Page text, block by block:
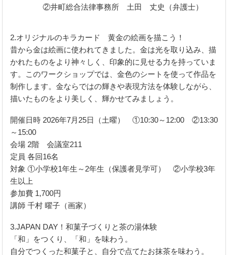
②井町総合法律事務所 土田 丈史（弁護士）
2.オリジナルのキラカード 黄金の絵画を描こう！
昔から金は絵画に使われてきました。金は光を取り込み、描
かれたものをより神々しく、印象的に見せる力を持っていま
す。このワークショップでは、金色のシートを使って作品を
制作します。金ならではの輝きや表現方法を体験しながら、
描いたものをより美しく、輝かせてみましょう。
開催日時 2026年7月25日（土曜） ①10:30～12:00 ②13:30
～15:00
会場 2階 会議室211
定員 各回16名
対象 ①小学校1年生～2年生（保護者見学可） ②小学校3年
生以上
参加費 1,700円
講師 千村 曜子（画家）
3.JAPAN DAY！和菓子づくりと茶の湯体験
「和」をつくり、「和」を味わう。
自分でつくった和菓子と、自分で点てたお抹茶を味わう。